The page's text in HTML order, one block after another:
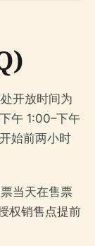
开放时间为
午 1:00–下午
始前两小时
当天在售票
权销售点提前